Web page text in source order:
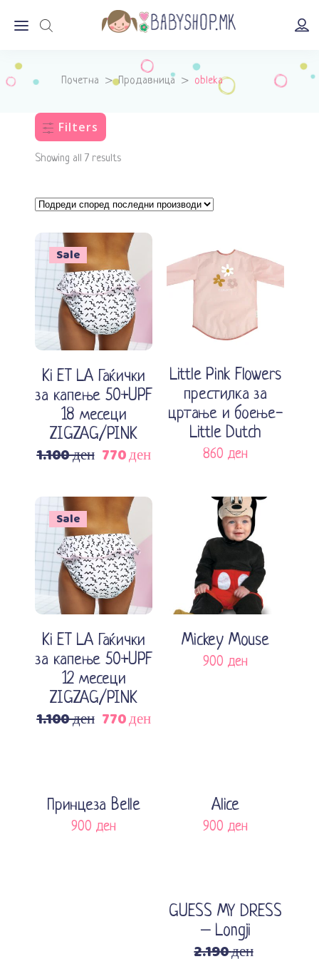
Почетна >Продавница > obleka
Filters
Showing all 7 results
Sale
Додади во кошничка
Ki ET LA Гаќички
за капење 50+UPF
18 месеци
ZIGZAG/PINK
1.100ден Original
1.100 ден.
770денCurrent
Додади во кошничка
Little Pink Flowers
престилка за
цртање и боење-
Little Dutch
860 ден
Sale
Додади во кошничка
Ki ET LA Гаќички
за капење 50+UPF
12 месеци
ZIGZAG/PINK
1.100ден Original
770денCurrent
Додади во кошничка
Mickey Mouse
900 ден
Изберете опции
Принцеза Belle
900 ден
Изберете опции
Alice
900 ден
Sale
Додади во кошничка
GUESS MY DRESS
– Longji
2.190ден